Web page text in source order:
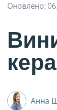
Оновлено:
Анна